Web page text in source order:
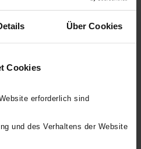
Über Cookies
Cookies
erforderlich sind
und des Verhaltens der Website